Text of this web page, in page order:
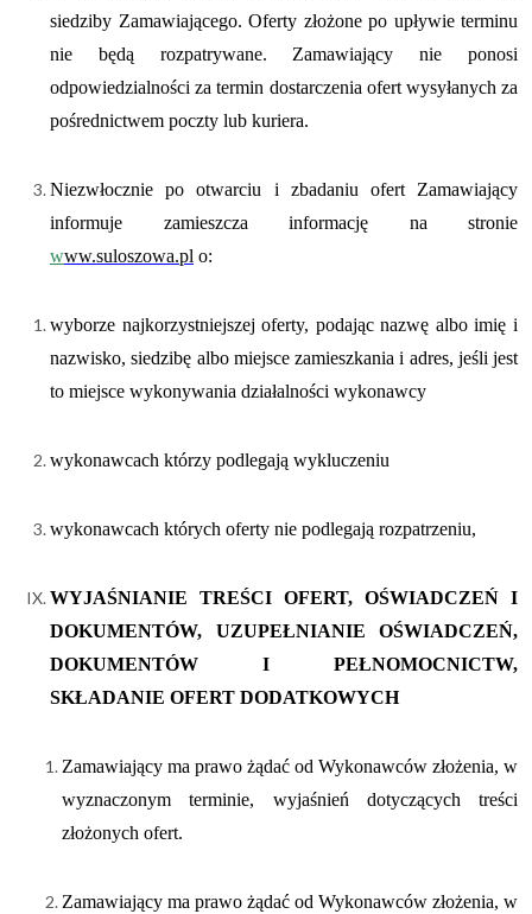
siedziby Zamawiającego. Oferty złożone po upływie terminu
nie będą rozpatrywane. Zamawiający nie ponosi
odpowiedzialności za termin dostarczenia ofert wysyłanych za
pośrednictwem poczty lub kuriera.
Niezwłocznie po otwarciu i zbadaniu ofert Zamawiający
informuje zamieszcza informację na stronie
www.suloszowa.pl o:
wyborze najkorzystniejszej oferty, podając nazwę albo imię i
nazwisko, siedzibę albo miejsce zamieszkania i adres, jeśli jest
to miejsce wykonywania działalności wykonawcy
wykonawcach którzy podlegają wykluczeniu
wykonawcach których oferty nie podlegają rozpatrzeniu,
WYJAŚNIANIE TREŚCI OFERT, OŚWIADCZEŃ I
DOKUMENTÓW, UZUPEŁNIANIE OŚWIADCZEŃ,
DOKUMENTÓW I PEŁNOMOCNICTW,
SKŁADANIE OFERT DODATKOWYCH
Zamawiający ma prawo żądać od Wykonawców złożenia, w
wyznaczonym terminie, wyjaśnień dotyczących treści
złożonych ofert.
Zamawiający ma prawo żądać od Wykonawców złożenia, w